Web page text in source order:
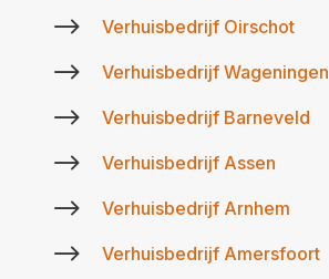
$ Verhuisbedrijf Oirschot
$ Verhuisbedrijf Wageningen
$ Verhuisbedrijf Barneveld
$ Verhuisbedrijf Assen
$ Verhuisbedrijf Arnhem
$ Verhuisbedrijf Amersfoort